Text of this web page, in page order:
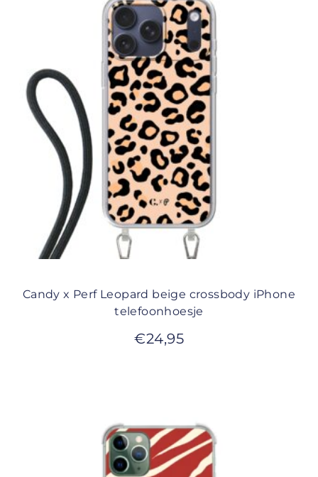
Candy x Perf Leopard beige crossbody iPhone
telefoonhoesje
€24,95